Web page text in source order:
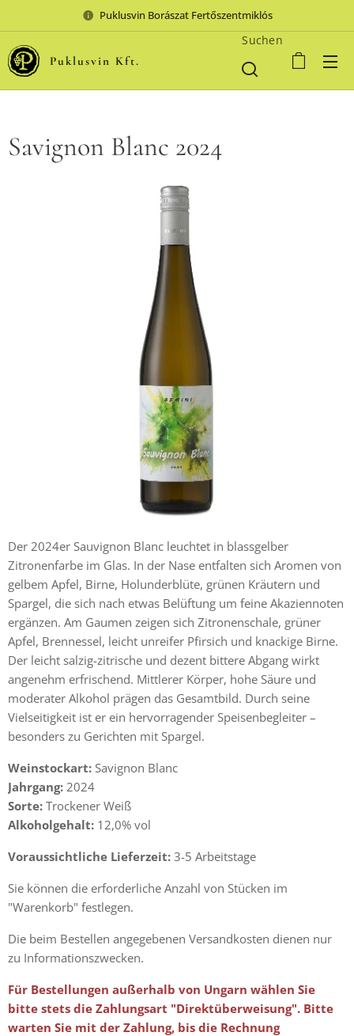
Puklusvin Borászat Fertőszentmiklós
Puklusvin Kft.
Suchen
Savignon Blanc 2024
Der 2024er Sauvignon Blanc leuchtet in blassgelber
Zitronenfarbe im Glas. In der Nase entfalten sich Aromen von
gelbem Apfel, Birne, Holunderblüte, grünen Kräutern und
Spargel, die sich nach etwas Belüftung um feine Akaziennoten
ergänzen. Am Gaumen zeigen sich Zitronenschale, grüner
Apfel, Brennessel, leicht unreifer Pfirsich und knackige Birne.
Der leicht salzig-zitrische und dezent bittere Abgang wirkt
angenehm erfrischend. Mittlerer Körper, hohe Säure und
moderater Alkohol prägen das Gesamtbild. Durch seine
Vielseitigkeit ist er ein hervorragender Speisenbegleiter –
besonders zu Gerichten mit Spargel.
Weinstockart: Savignon Blanc
Jahrgang: 2024
Sorte: Trockener Weiß
Alkoholgehalt: 12,0% vol
Voraussichtliche Lieferzeit: 3-5 Arbeitstage
Sie können die erforderliche Anzahl von Stücken im
"Warenkorb" festlegen.
Die beim Bestellen angegebenen Versandkosten dienen nur
zu Informationszwecken.
Für Bestellungen außerhalb von Ungarn wählen Sie
bitte stets die Zahlungsart "Direktüberweisung". Bitte
warten Sie mit der Zahlung, bis die Rechnung